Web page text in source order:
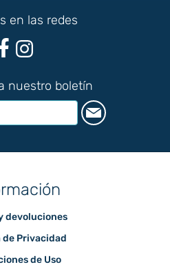
en las redes
nuestro boletín
devoluciones
de Privacidad
de Uso